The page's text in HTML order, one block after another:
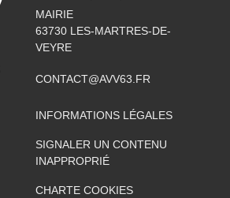
MAIRIE
63730 LES-MARTRES-DE-
VEYRE
CONTACT@AVV63.FR
INFORMATIONS LÉGALES
SIGNALER UN CONTENU
INAPPROPRIÉ
CHARTE COOKIES